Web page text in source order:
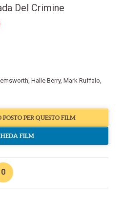
Del Crimine
, Halle Berry, Mark Ruffalo,
PER QUESTO FILM
FILM
0